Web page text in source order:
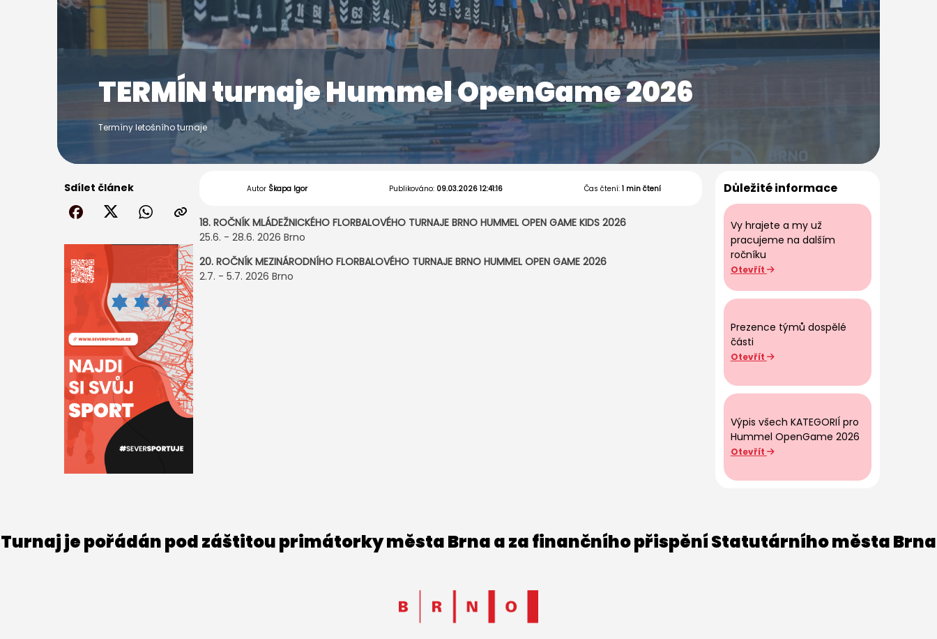
TERMÍN turnaje Hummel OpenGame 2026
Termíny letošního turnaje
Sdílet článek Autor Škapa Igor Publikováno: 09.03.2026 12:41:16 Čas čtení:1 min čtení
18. ROČNÍK MLÁDEŽNICKÉHO FLORBALOVÉHO TURNAJE BRNO HUMMEL OPEN GAME KIDS 2026
25.6. - 28.6. 2026 Brno
20. ROČNÍK MEZINÁRODNÍHO FLORBALOVÉHO TURNAJE BRNO HUMMEL OPEN GAME 2026
2.7. - 5.7. 2026 Brno
Důležité informace
Vy hrajete a my už
pracujeme na dalším
ročníku
Otevřít
Prezence týmů dospělé
části
Otevřít
Výpis všech KATEGORIÍ pro
Hummel OpenGame 2026
Otevřít
Turnaj je pořádán pod záštitou primátorky města Brna a za finančního přispění Statutárního města Brna